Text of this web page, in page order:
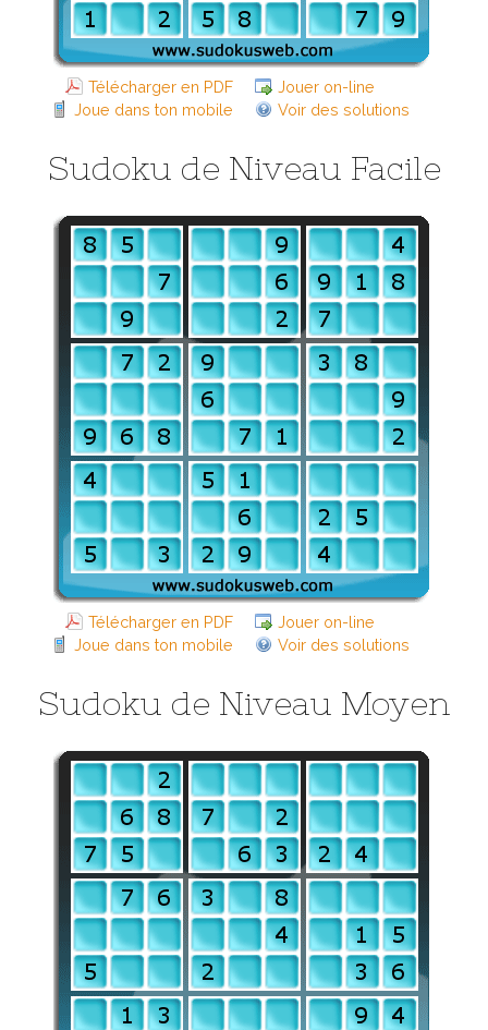
Télécharger en PDF
Jouer on-line
Joue dans ton mobile
Voir des solutions
Sudoku de Niveau Facile
Télécharger en PDF
Jouer on-line
Joue dans ton mobile
Voir des solutions
Sudoku de Niveau Moyen